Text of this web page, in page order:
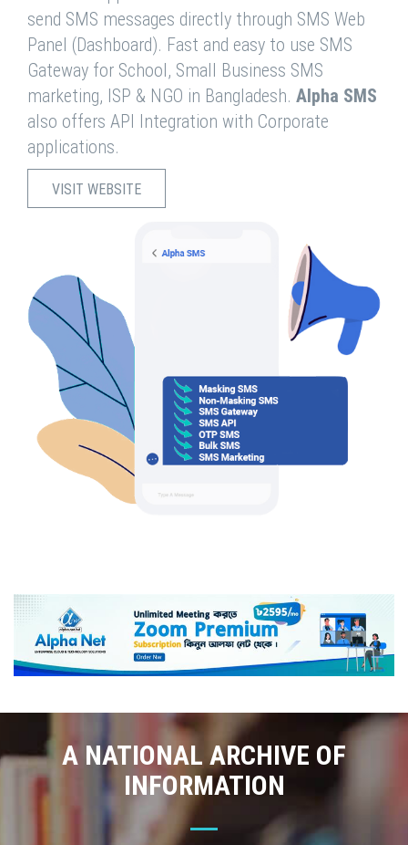
send SMS messages directly through SMS Web
Panel (Dashboard). Fast and easy to use SMS
Gateway for School, Small Business SMS
marketing, ISP & NGO in Bangladesh. Alpha SMS
also offers API Integration with Corporate
applications.
VISIT WEBSITE
A NATIONAL ARCHIVE OF
INFORMATION